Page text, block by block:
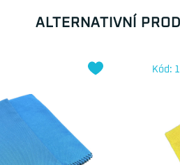
ALTERNATIVNÍ
Kód: